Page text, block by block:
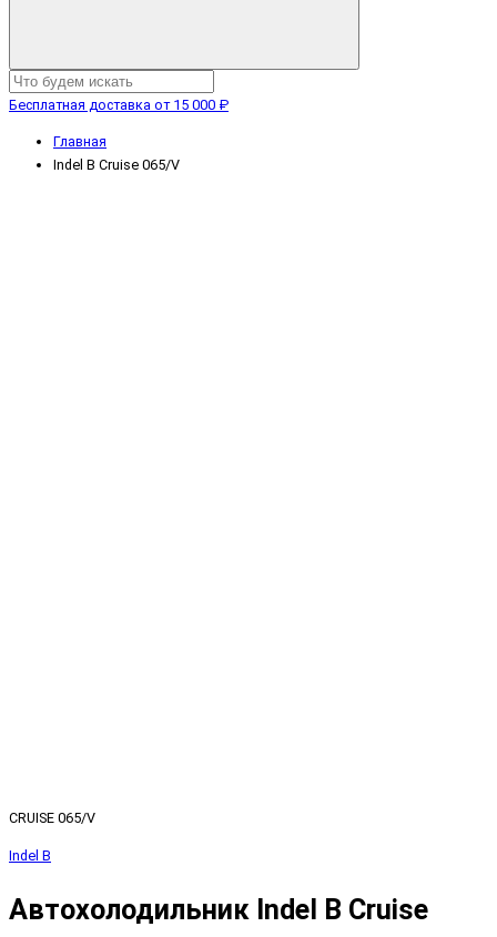
Бесплатная доставка от 15 000 ₽
Главная
Indel B Cruise 065/V
CRUISE 065/V
Indel B
Автохолодильник Indel B Cruise